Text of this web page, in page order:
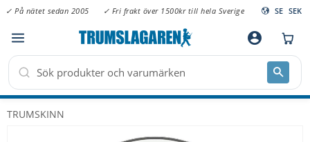
Meny
✓ På nätet sedan 2005 ✓ Fri frakt över 1500kr till hela Sverige SE SEK
account_circle
TRUMSKINN